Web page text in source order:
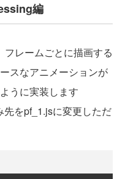
編
レームごとに描画する
スなアニメーションが
うに実装します
先をpf_1.jsに変更しただ